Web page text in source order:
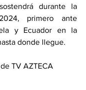
durante la
primero ante
y Ecuador en la
donde llegue.
TV AZTECA